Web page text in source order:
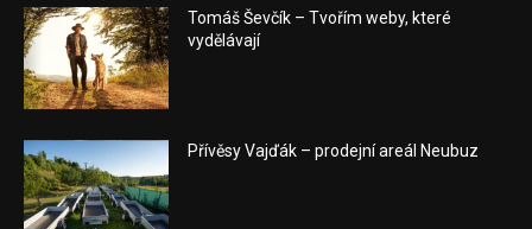
Tomáš Ševčík – Tvořím weby, které
vydělávají
Přívěsy Vajďák – prodejní areál Neubuz